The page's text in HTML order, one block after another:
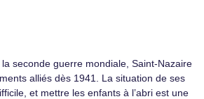
seconde guerre mondiale, Saint-Nazaire
alliés dès 1941. La situation de ses
et mettre les enfants à l’abri est une